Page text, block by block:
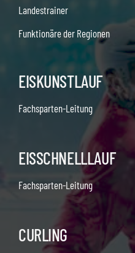
Landestrainer
Funktionäre der Regionen
EISKUNSTLAUF
Fachsparten-Leitung
EISSCHNELLLAUF
Fachsparten-Leitung
CURLING